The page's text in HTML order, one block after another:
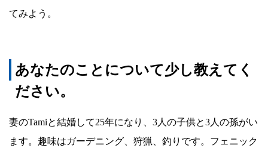
ス
リ
ー
We
are
Toshiba
てみよう。
あなたのことについて少し教えてく
ださい。
妻のTamiと結婚して25年になり、3人の子供と3人の孫がい
ます。趣味はガーデニング、狩猟、釣りです。フェニック